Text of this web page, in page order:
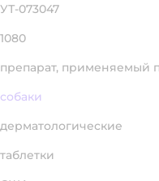
УТ-073047
1080
препарат, применяемый
собаки
дерматологические
таблетки